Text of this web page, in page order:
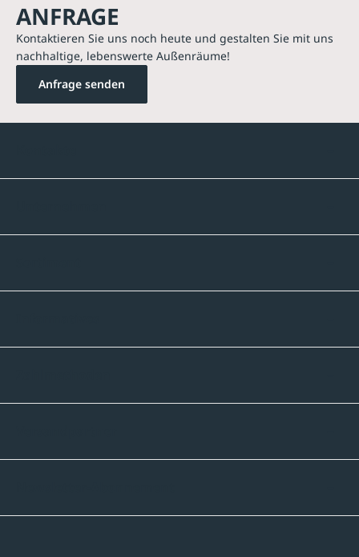
ANFRAGE
Kontaktieren Sie uns noch heute und gestalten Sie mit uns
nachhaltige, lebenswerte Außenräume!
Anfrage senden